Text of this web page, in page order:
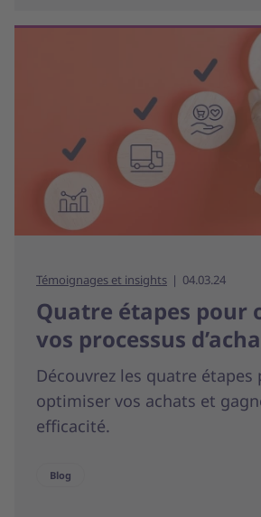
Témoignages et insights 04.03.24
Quatre étapes pour
vos processus
Découvrez les quatre étapes
optimiser vos achats et
efficacité.
Blog